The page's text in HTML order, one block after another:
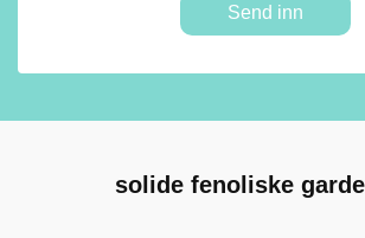
Send inn
solide fenoliske